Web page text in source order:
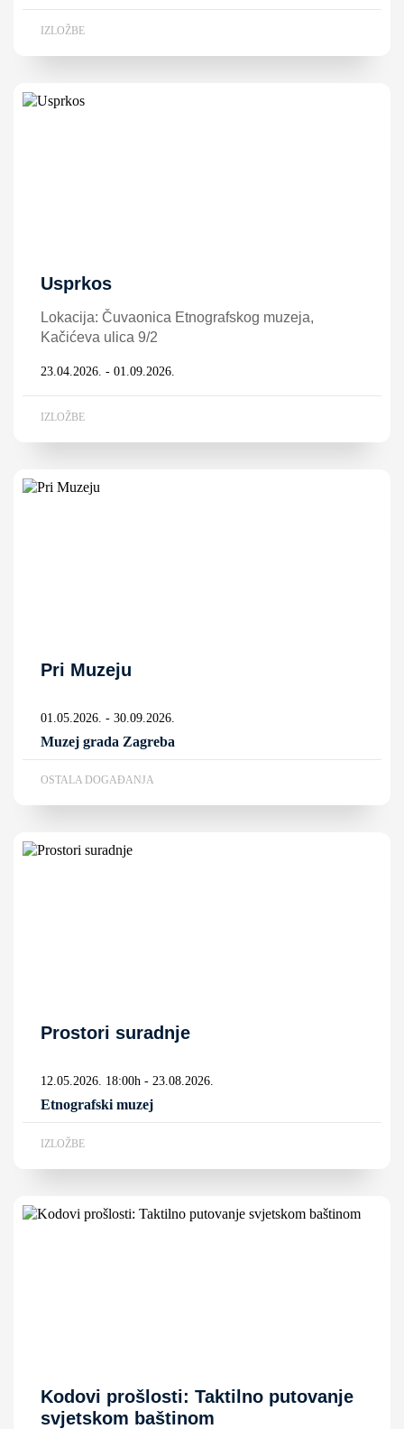
IZLOŽBE
Usprkos
Lokacija: Čuvaonica Etnografskog muzeja,
Kačićeva ulica 9/2
23.04.2026. - 01.09.2026.
IZLOŽBE
Pri Muzeju
01.05.2026. - 30.09.2026.
Muzej grada Zagreba
OSTALA DOGAĐANJA
Prostori suradnje
12.05.2026. 18:00h - 23.08.2026.
Etnografski muzej
IZLOŽBE
Kodovi prošlosti: Taktilno putovanje
svjetskom baštinom